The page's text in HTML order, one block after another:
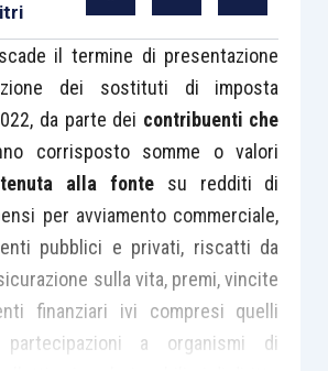
scade il termine di presentazione
dei sostituti di imposta
da parte dei contribuenti che
corrisposto somme o valori
alla fontesu redditi di
per avviamento commerciale,
pubblici e privati, riscatti da
sulla vita, premi, vincite
finanziari ivi compresi quelli
a organismi di